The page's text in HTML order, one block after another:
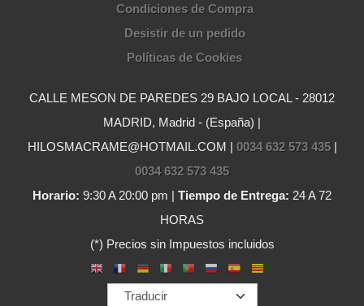
Condiciones de Compra
Desistir de un pedido
Políticas de Cookies
CALLE MESON DE PAREDES 29 BAJO LOCAL - 28012
MADRID, Madrid - (España) |
HILOSMACRAME@HOTMAIL.COM | 0034 632 573 435|
0034 632 573 435
Horario: 9:30 A 20:00 pm | Tiempo de Entrega: 24 A 72
HORAS
(*) Precios sin Impuestos incluidos